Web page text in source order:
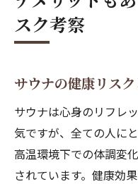
スク考察
サウナの健康リス
サウナは心身のリフレ
気ですが、全ての人に
高温環境下での体調変
されています。健康効